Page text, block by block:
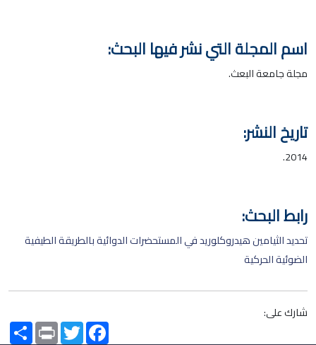
اسم المجلة التي نشر فيها البحث:
مجلة جامعة البعث.
تاريخ النشر:
2014.
رابط البحث:
تحديد الثيامين هيدروكلوريد في المستحضرات الدوائية بالطريقة الطيفية
الضوئية الحركية
شارك على:
Share PrintTwitterFacebook